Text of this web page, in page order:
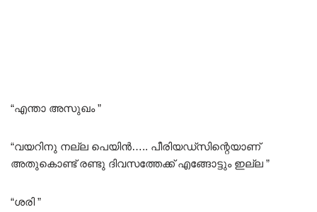
“എന്താ അസുഖം ”
“വയറിനു നല്ല പെയിൻ….. പീരിയഡ്സിന്റെയാണ്
അതുകൊണ്ട് രണ്ടു ദിവസത്തേക്ക് എങ്ങോട്ടും ഇല്ല ”
“ശരി ”